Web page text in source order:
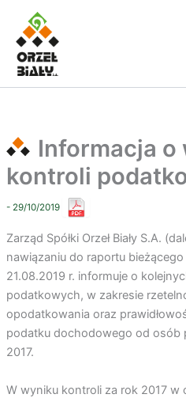
Przejdź
treści
Informacja o
kontroli
- 29/10/2019
Zarząd Spółki Orzeł Biały S.A.
nawiązaniu do raportu
21.08.2019 r. informuje o
podatkowych, w zakresie
opodatkowania oraz
podatku dochodowego od osób
2017.
W wyniku kontroli za rok 2017 w